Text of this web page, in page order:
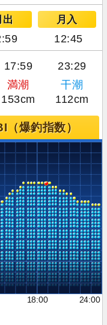
出 月入
12:45
17:59 23:29
満潮
干潮
153cm 112cm
（爆釣指数）
18:00 24:00